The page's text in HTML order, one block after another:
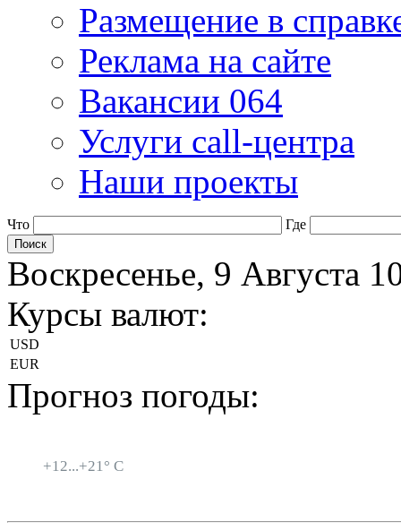
Размещение в
Реклама на сайте
Вакансии 064
Услуги call-центра
Наши проекты
Что Где
Воскресенье, 9 Августа
Курсы валют:
USD
EUR
Прогноз погоды:
+12...+21° C